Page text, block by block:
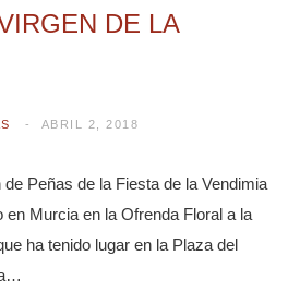
DE LA
ABRIL 2, 2018
Peñas de la Fiesta de la Vendimia
en Murcia en la Ofrenda Floral a la
ha tenido lugar en la Plaza del